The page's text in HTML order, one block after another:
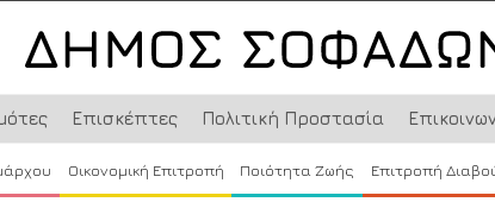
Επισκέπτες Πολιτική Προστασία
Οικονομική Επιτροπή Ποιότητα Ζωής Επιτροπή